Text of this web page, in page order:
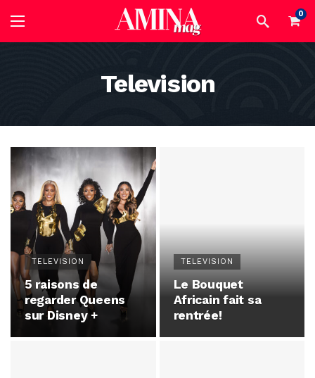
0
Television
TELEVISION
5 raisons de
regarder Queens
sur Disney +
TELEVISION
Le Bouquet
Africain fait sa
rentrée!